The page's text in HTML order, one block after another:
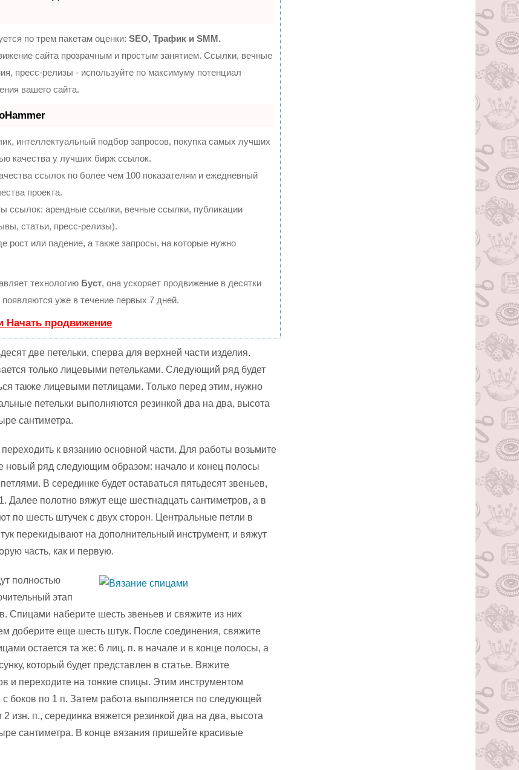
по трем пакетам оценки: SEO, Трафик и SMM.
сайта прозрачным и простым занятием. Ссылки, вечные
пресс-релизы - используйте по максимуму потенциал
вашего сайта.
интеллектуальный подбор запросов, покупка самых лучших
качества у лучших бирж ссылок.
ссылок по более чем 100 показателям и ежедневный
проекта.
ссылок: арендные ссылки, вечные ссылки, публикации
статьи, пресс-релизы).
рост или падение, а также запросы, на которые нужно
технологию Буст, она ускоряет продвижение в десятки
уже в течение первых 7 дней.
Начать продвижение
две петельки, сперва для верхней части изделия.
только лицевыми петельками. Следующий ряд будет
также лицевыми петлицами. Только перед этим, нужно
петельки выполняются резинкой два на два, высота
сантиметра.
к вязанию основной части. Для работы возьмите
новый ряд следующим образом: начало и конец полосы
В серединке будет оставаться пятьдесят звеньев,
Далее полотно вяжут еще шестнадцать сантиметров, а в
по шесть штучек с двух сторон. Центральные петли в
перекидывают на дополнительный инструмент, и вяжут
часть, как и первую.
полностью
этап
Спицами наберите шесть звеньев и свяжите из них
доберите еще шесть штук. После соединения, свяжите
остается та же: 6 лиц. п. в начале и в конце полосы, а
который будет представлен в статье. Вяжите
и переходите на тонкие спицы. Этим инструментом
боков по 1 п. Затем работа выполняется по следующей
изн. п., серединка вяжется резинкой два на два, высота
сантиметра. В конце вязания пришейте красивые